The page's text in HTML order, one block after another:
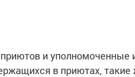
и уполномоченные
в приютах, такие